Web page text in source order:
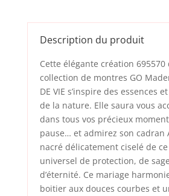
Description du produit
Cette élégante création 695570
collection de montres GO
DE VIE s’inspire des essences
de la nature. Elle saura vous
dans tous vos précieux
pause… et admirez son cadran
nacré délicatement ciselé de
universel de protection, de
d’éternité. Ce mariage
boitier aux douces courbes et